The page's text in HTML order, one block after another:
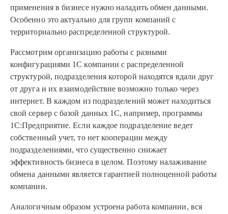
применения в бизнесе нужно наладить обмен данными.
Особенно это актуально для групп компаний с
территориально распределенной структурой.
Рассмотрим организацию работы с разными
конфигурациями 1С компании с распределенной
структурой, подразделения которой находятся вдали друг
от друга и их взаимодействие возможно только через
интернет. В каждом из подразделений может находиться
свой сервер с базой данных 1С, например, программы
1С:Предприятие. Если каждое подразделение ведет
собственный учет, то нет кооперации между
подразделениями, что существенно снижает
эффективность бизнеса в целом. Поэтому налаживание
обмена данными является гарантией полноценной работы
компании.
Аналогичным образом устроена работа компании, вся